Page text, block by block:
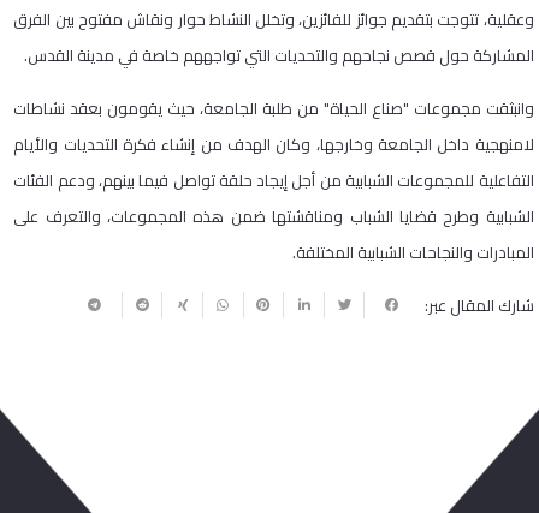
وعقلية، تتوجت بتقديم جوائز للفائزين، وتخلل النشاط حوار ونقاش مفتوح بين الفرق
المشاركة حول قصص نجاحهم والتحديات التي تواجههم خاصة في مدينة القدس.
وانبثقت مجموعات "صناع الحياة" من طلبة الجامعة، حيث يقومون بعقد نشاطات
لامنهجية داخل الجامعة وخارجها، وكان الهدف من إنشاء فكرة التحديات والأيام
التفاعلية للمجموعات الشبابية من أجل إيجاد حلقة تواصل فيما بينهم، ودعم الفئات
الشبابية وطرح قضايا الشباب ومناقشتها ضمن هذه المجموعات، والتعرف على
المبادرات والنجاحات الشبابية المختلفة.
شارك المقال عبر: